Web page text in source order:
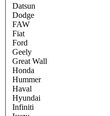
Datsun
Dodge
FAW
Fiat
Ford
Geely
Great Wall
Honda
Hummer
Haval
Hyundai
Infiniti